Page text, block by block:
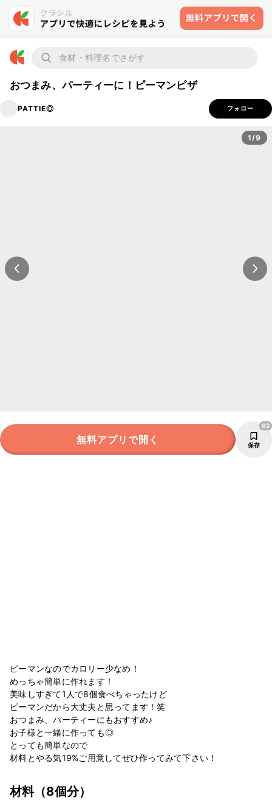
おつまみ、パーティーに！ピーマンピザ
PATTIE◎ フォロー
1/9
無料アプリで開く 保存
62
ピーマンなのでカロリー少なめ！
めっちゃ簡単に作れます！
美味しすぎて1人で8個食べちゃったけど
ピーマンだから大丈夫と思ってます！笑
おつまみ、パーティーにもおすすめ♪
お子様と一緒に作っても◎
とっても簡単なので
材料とやる気19%ご用意してぜひ作ってみて下さい！
材料（8個分）